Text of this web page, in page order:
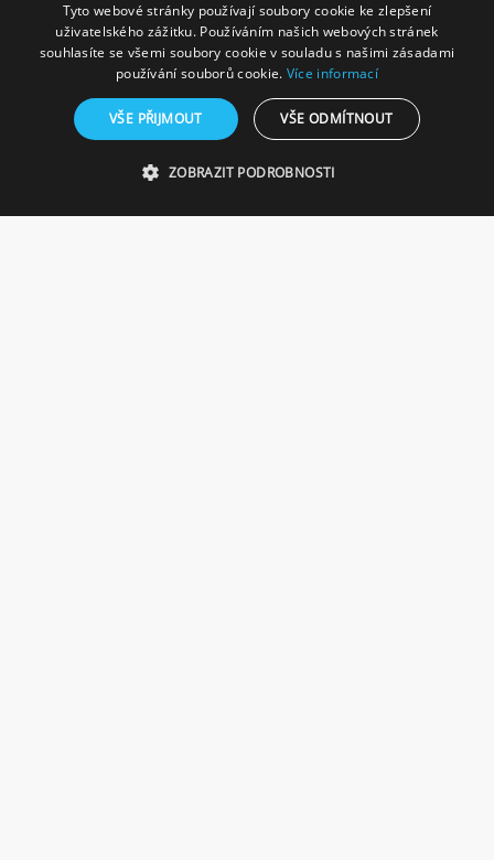
CZECH
GERMAN
Tyto webové stránky používají soubory cookie ke zlepšení
uživatelského zážitku. Používáním našich webových stránek
souhlasíte se všemi soubory cookie v souladu s našimi zásadami
používání souborů cookie. Více informací
VŠE PŘIJMOUT VŠE ODMÍTNOUT
ZOBRAZIT PODROBNOSTI